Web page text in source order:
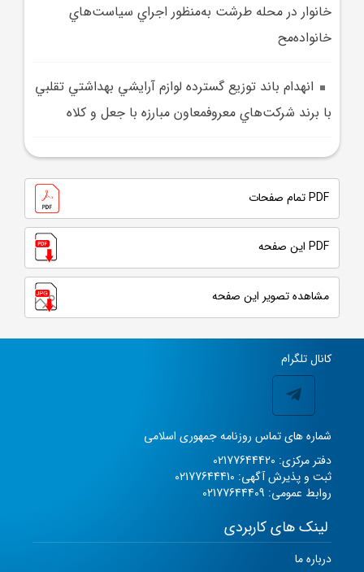
خانوار در محله طرشت به‌منظور اجراي سياست‌هاي
خانواده‌مح
انهدام باند توزيع گسترده لوازم آرايشي بهداشتي تقلبي
با برند شرکت‌هاي معروفمعاون مبارزه با جعل و کلاه
PDF تمام صفحات
PDF این صفحه
مشاهده تصویر این صفحه
کانال تلگرام
شماره های تماس روزنامه جمهوری اسلامی
دفتر مرکزی: 02177644420
ثبت و پذیرش آگهی: 02177644410
روابط عمومی: 02177644409
لینک های کاربردی
درباره ما